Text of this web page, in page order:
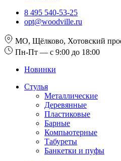
8 495 540-53-25
opt@woodville.ru
МО, Щёлково, Хотовский
Пн-Пт — с 9:00 до 18:00
Новинки
Стулья
Металлические
Деревянные
Пластиковые
Барные
Компьютерные
Табуреты
Банкетки и пуфы